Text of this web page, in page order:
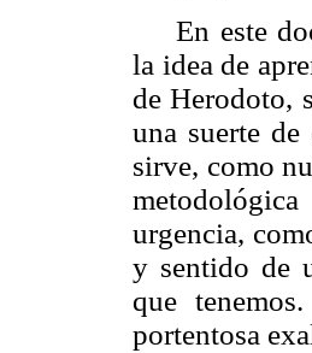
En este
la idea de
de Herodoto,
una suerte
sirve, como
urgencia,
y sentido de
que
portentosa